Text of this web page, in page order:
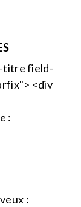
titre field-
<div
:
: